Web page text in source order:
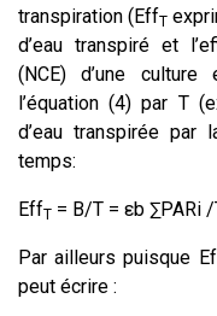
transpiration (EffT
d’eau transpiré et
(NCE) d’une
l’équation (4) par T
d’eau transpirée
temps:
EffT = B/T = εb
Par ailleurs puisque
peut écrire :